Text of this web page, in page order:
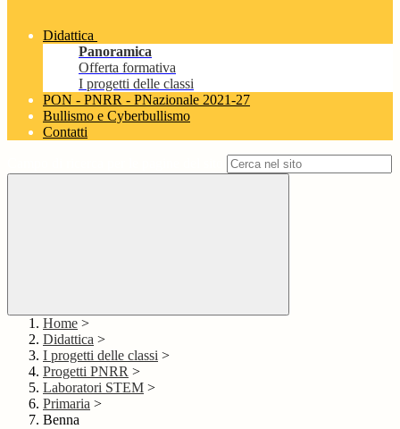
Didattica
Panoramica
Offerta formativa
I progetti delle classi
PON - PNRR - PNazionale 2021-27
Bullismo e Cyberbullismo
Contatti
Home >
Didattica >
I progetti delle classi >
Progetti PNRR >
Laboratori STEM >
Primaria >
Benna